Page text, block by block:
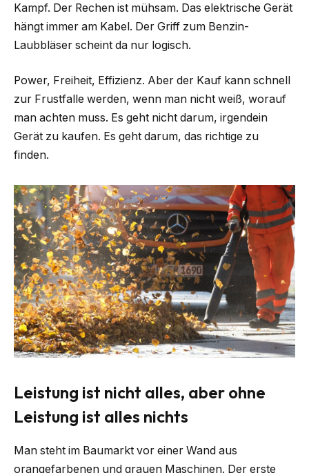
Kampf. Der Rechen ist mühsam. Das elektrische Gerät
hängt immer am Kabel. Der Griff zum Benzin-
Laubbläser scheint da nur logisch.
Power, Freiheit, Effizienz. Aber der Kauf kann schnell
zur Frustfalle werden, wenn man nicht weiß, worauf
man achten muss. Es geht nicht darum, irgendein
Gerät zu kaufen. Es geht darum, das richtige zu
finden.
Leistung ist nicht alles, aber ohne
Leistung ist alles nichts
Man steht im Baumarkt vor einer Wand aus
orangefarbenen und grauen Maschinen. Der erste